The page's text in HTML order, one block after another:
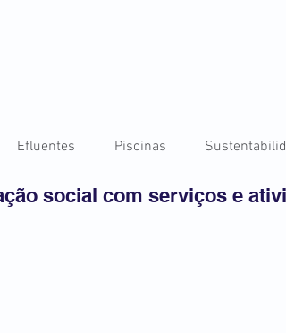
Efluentes Piscinas
social com serviços e